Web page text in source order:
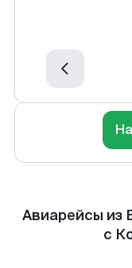
Авиарейсы из
с